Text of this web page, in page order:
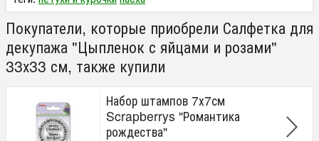
Покупатели, которые приобрели Салфетка для
декупажа "Цыпленок с яйцами и розами"
33х33 см, также купили
Набор штампов 7х7см
Scrapberrys "Романтика
рождества"